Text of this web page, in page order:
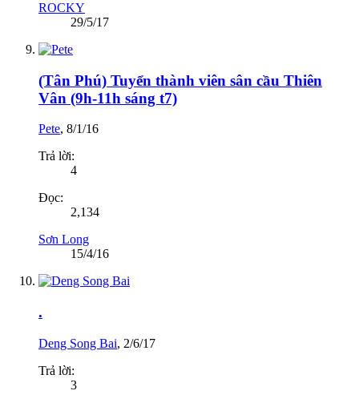
ROCKY
29/5/17
(Tân Phú) Tuyển thành viên sân cầu Thiên
Vân (9h-11h sáng t7)
Pete, 8/1/16
Trả lời:
4
Đọc:
2,134
Sơn Long
15/4/16
.
Deng Song Bai, 2/6/17
Trả lời:
3